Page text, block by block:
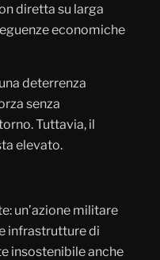
diretta su larga
economiche
deterrenza
senza
Tuttavia, il
elevato.
un’azione militare
infrastrutture di
insostenibile anche